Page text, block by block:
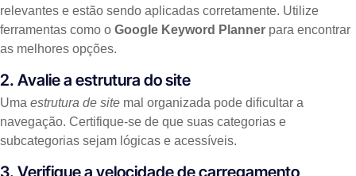
relevantes e estão sendo aplicadas corretamente. Utilize
ferramentas como o Google Keyword Planner para encontrar
as melhores opções.
2. Avalie a estrutura do site
Uma estrutura de site mal organizada pode dificultar a
navegação. Certifique-se de que suas categorias e
subcategorias sejam lógicas e acessíveis.
3. Verifique a velocidade de carregamento